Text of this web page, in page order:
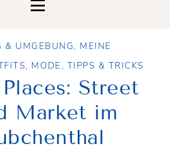
& UMGEBUNG, MEINE
, MODE , TIPPS & TRICKS
Street
Market im